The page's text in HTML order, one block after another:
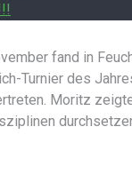
fand in
Turnier des
Moritz